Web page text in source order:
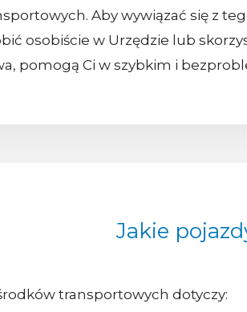
Aby wywiązać się z
osobiście w Urzędzie lub
pomogą Ci w szybkim i
Jakie
transportowych dotyczy: